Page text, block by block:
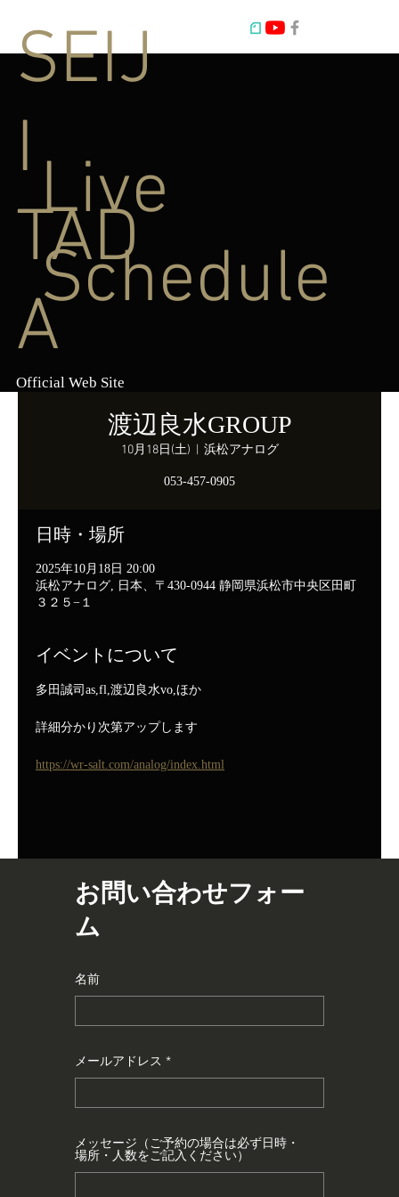
渡辺良水GROUP
10月18日(土) 浜松アナログ
053-457-0905
日時・場所
2025年10月18日 20:00
浜松アナログ, 日本、〒430-0944 静岡県浜松市中央区田町
３２５−１
イベントについて
多田誠司as,fl,渡辺良水vo,ほか
詳細分かり次第アップします
https://wr-salt.com/analog/index.html
Live
Schedule
SEIJ
I
TAD
A
Official Web Site
お問い合わせフォー
ム
名前
メールアドレス
メッセージ（ご予約の場合は必ず日時・
場所・人数をご記入ください）